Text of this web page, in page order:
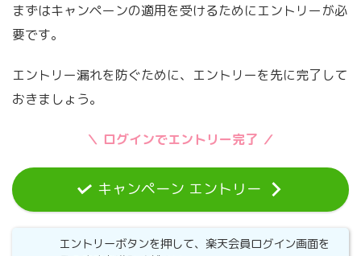
まずはキャンペーンの適用を受けるためにエントリーが必
要です。
エントリー漏れを防ぐために、エントリーを先に完了して
おきましょう。
＼ ログインでエントリー完了 ／
キャンペーン エントリー
エントリーボタンを押して、楽天会員ログイン画面を